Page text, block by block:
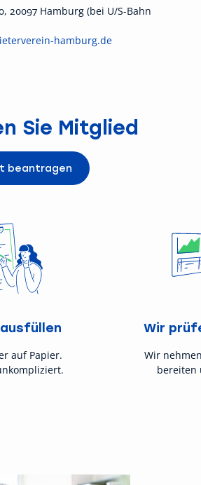
20097 Hamburg (bei U/S-Bahn
hamburg.de
Sie Mitglied
beantragen
auf Papier.
Wir
Wir
bereiten